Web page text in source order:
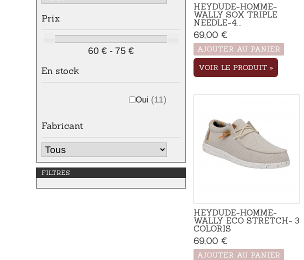
Prix
60 € - 75 €
En stock
Oui (11)
Fabricant
FILTRES
HEYDUDE-HOMME-
WALLY SOX TRIPLE
NEEDLE-4...
69,00 €
AJOUTER AU PANIER
VOIR LE PRODUIT
HEYDUDE-HOMME-
WALLY ECO STRETCH- 3
COLORIS
69,00 €
AJOUTER AU PANIER